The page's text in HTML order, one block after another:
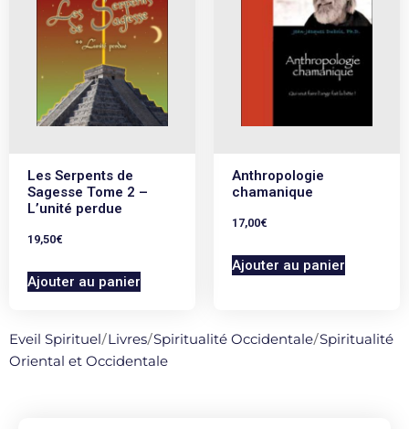
Les Serpents de
Sagesse Tome 2 –
L’unité perdue
19,50€
Ajouter au panier
Anthropologie
chamanique
17,00€
Ajouter au panier
Eveil Spirituel/Livres/Spiritualité Occidentale/Spiritualité
Oriental et Occidentale